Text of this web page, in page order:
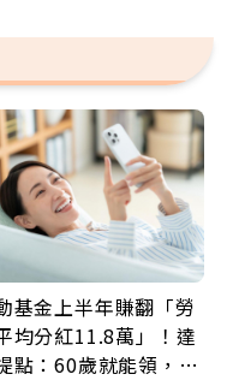
基金上半年賺翻「勞
均分紅11.8萬」！達
點：60歲就能領，重